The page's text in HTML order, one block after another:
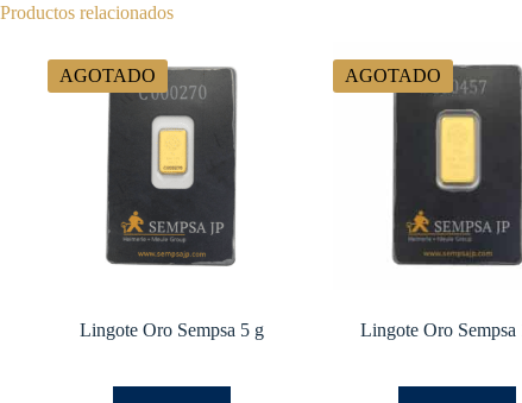
Productos relacionados
AGOTADO
Lingote Oro Sempsa 5 g
AGOTADO
Lingote Oro Sempsa